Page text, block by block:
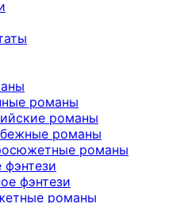
романы
романы
романы
романы
фэнтези
романы